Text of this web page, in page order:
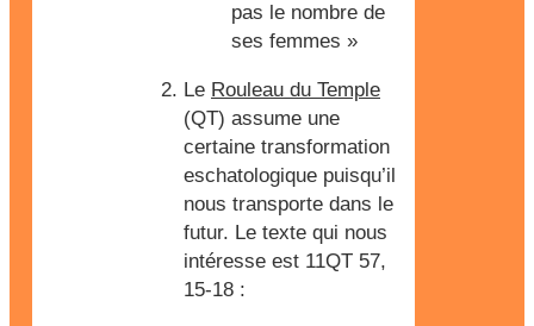
pas le nombre de
ses femmes »
Le Rouleau du Temple
(QT) assume une
certaine transformation
eschatologique puisqu’il
nous transporte dans le
futur. Le texte qui nous
intéresse est 11QT 57,
15-18 :